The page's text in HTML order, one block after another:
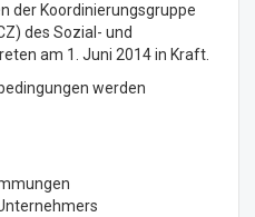
der Koordinierungsgruppe
des Sozial- und
am 1. Juni 2014 in Kraft.
werden